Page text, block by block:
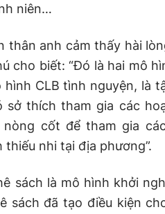
niên…
thân anh cảm thấy hài
cho biết: “Đó là hai mô
hình CLB tình nguyện, là
sở thích tham gia các
cốt để tham gia
nhi tại địa phương”.
sách là mô hình khởi
sách đã tạo điều kiện